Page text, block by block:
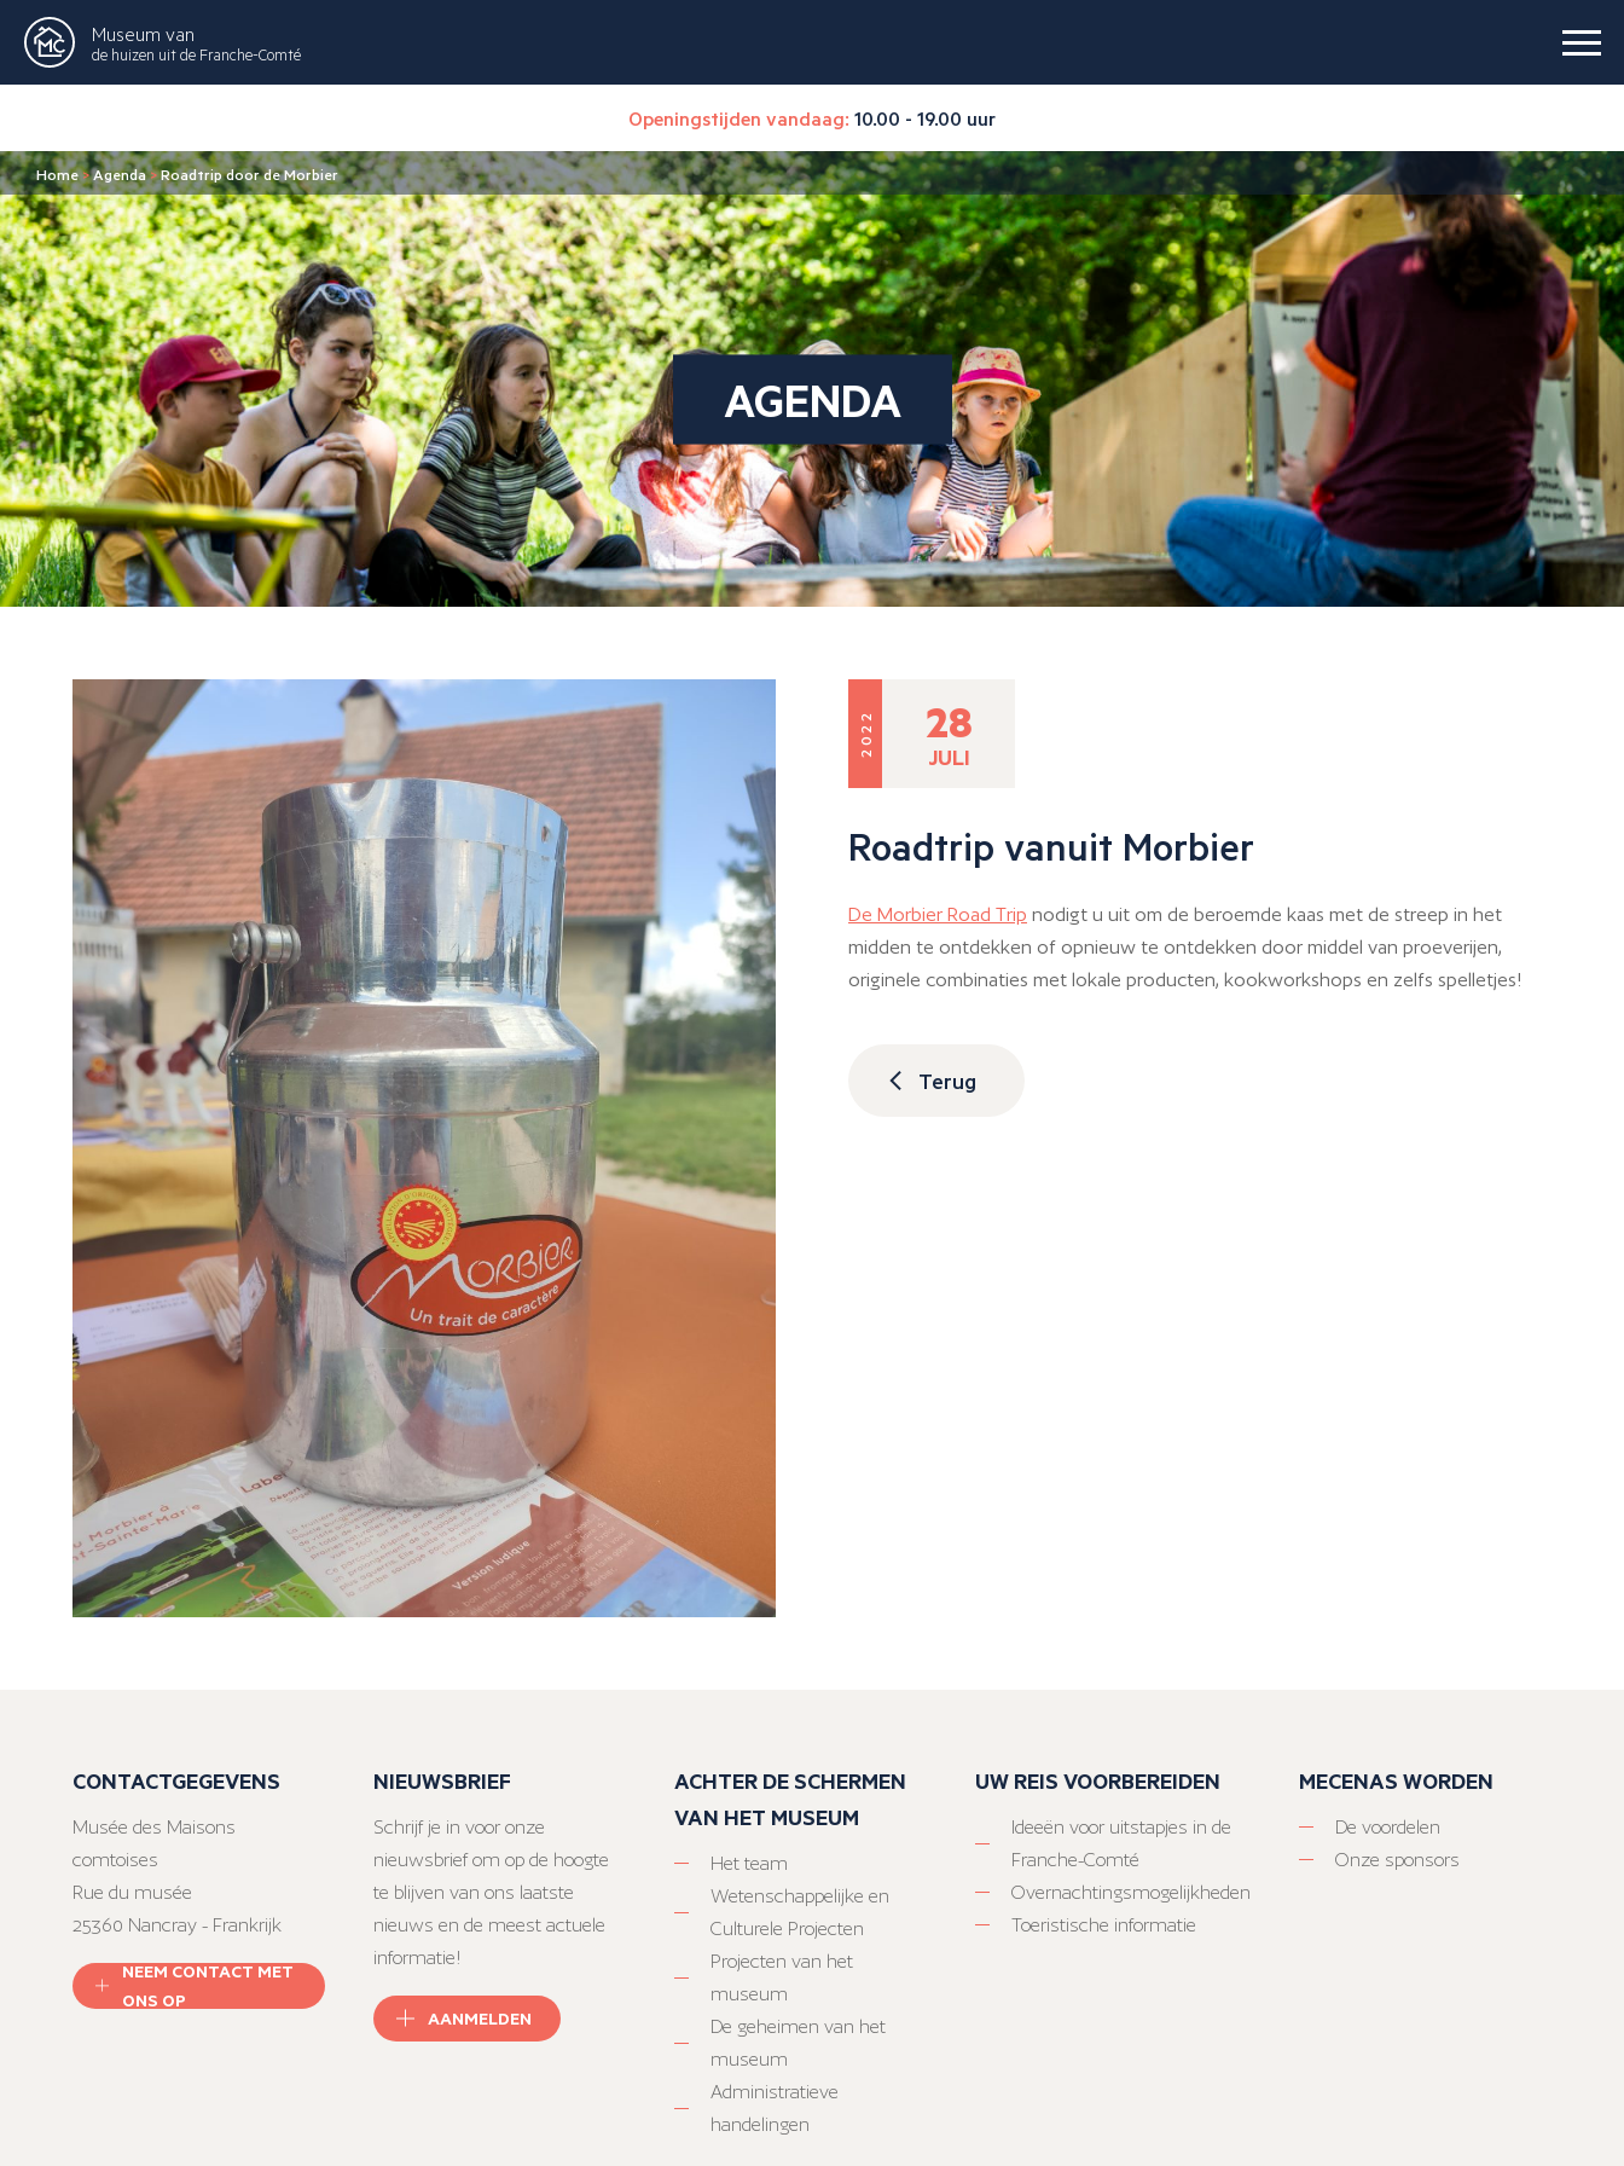
Museum van
de huizen uit de Franche-Comté
Openingstijden vandaag: 10.00 - 19.00 uur
Home>Agenda>Roadtrip door de Morbier
AGENDA
2022 28
JULI
Roadtrip vanuit Morbier
De Morbier Road Trip nodigt u uit om de beroemde kaas met de streep in het
midden te ontdekken of opnieuw te ontdekken door middel van proeverijen,
originele combinaties met lokale producten, kookworkshops en zelfs spelletjes!
Terug
CONTACTGEGEVENS
Musée des Maisons
comtoises
Rue du musée
25360 Nancray - Frankrijk
NEEM CONTACT MET
ONS OP
NIEUWSBRIEF
Schrijf je in voor onze
nieuwsbrief om op de hoogte
te blijven van ons laatste
nieuws en de meest actuele
informatie!
AANMELDEN
ACHTER DE SCHERMEN
VAN HET MUSEUM
Het team
Wetenschappelijke en
Culturele Projecten
Projecten van het
museum
De geheimen van het
museum
Administratieve
handelingen
UW REIS VOORBEREIDEN
Ideeën voor uitstapjes in de
Franche-Comté
Overnachtingsmogelijkheden
Toeristische informatie
MECENAS WORDEN
De voordelen
Onze sponsors